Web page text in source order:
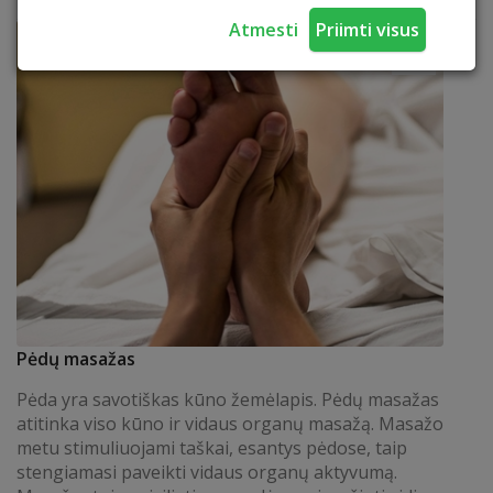
Atmesti Priimti visus
Pėdų masažas
Pėda yra savotiškas kūno žemėlapis. Pėdų masažas
atitinka viso kūno ir vidaus organų masažą. Masažo
metu stimuliuojami taškai, esantys pėdose, taip
stengiamasi paveikti vidaus organų aktyvumą.